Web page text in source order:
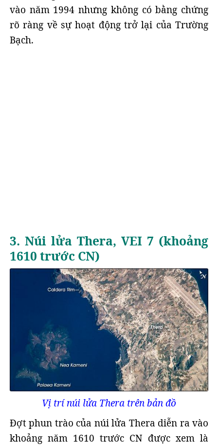
vào năm 1994 nhưng không có bằng chứng
rõ ràng về sự hoạt động trở lại của Trường
Bạch.
3. Núi lửa Thera, VEI 7 (khoảng
1610 trước CN)
Vị trí núi lửa Thera trên bản đồ
Đợt phun trào của núi lửa Thera diễn ra vào
khoảng năm 1610 trước CN được xem là